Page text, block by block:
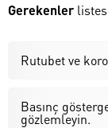
Gerekenler
Rutubet ve
Basınç
gözlemleyin.